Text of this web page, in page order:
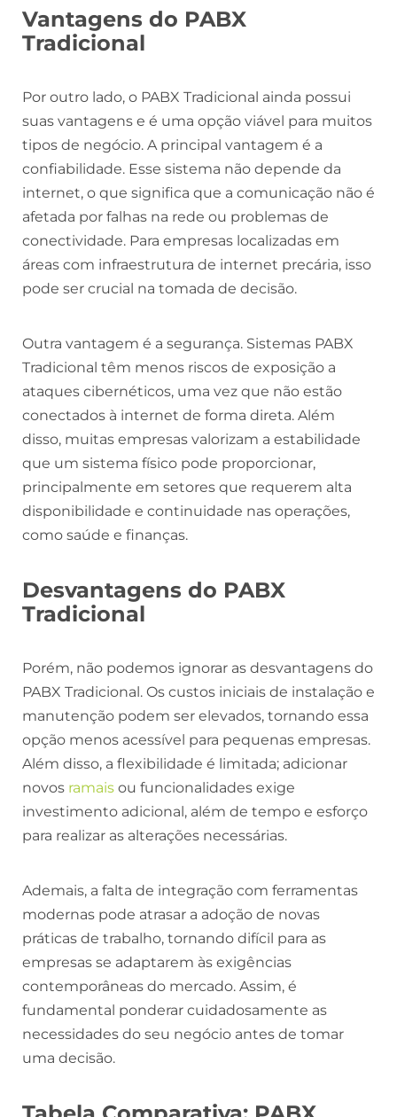
Vantagens do PABX
Tradicional
Por outro lado, o PABX Tradicional ainda possui
suas vantagens e é uma opção viável para muitos
tipos de negócio. A principal vantagem é a
confiabilidade. Esse sistema não depende da
internet, o que significa que a comunicação não é
afetada por falhas na rede ou problemas de
conectividade. Para empresas localizadas em
áreas com infraestrutura de internet precária, isso
pode ser crucial na tomada de decisão.
Outra vantagem é a segurança. Sistemas PABX
Tradicional têm menos riscos de exposição a
ataques cibernéticos, uma vez que não estão
conectados à internet de forma direta. Além
disso, muitas empresas valorizam a estabilidade
que um sistema físico pode proporcionar,
principalmente em setores que requerem alta
disponibilidade e continuidade nas operações,
como saúde e finanças.
Desvantagens do PABX
Tradicional
Porém, não podemos ignorar as desvantagens do
PABX Tradicional. Os custos iniciais de instalação e
manutenção podem ser elevados, tornando essa
opção menos acessível para pequenas empresas.
Além disso, a flexibilidade é limitada; adicionar
novos ramais ou funcionalidades exige
investimento adicional, além de tempo e esforço
para realizar as alterações necessárias.
Ademais, a falta de integração com ferramentas
modernas pode atrasar a adoção de novas
práticas de trabalho, tornando difícil para as
empresas se adaptarem às exigências
contemporâneas do mercado. Assim, é
fundamental ponderar cuidadosamente as
necessidades do seu negócio antes de tomar
uma decisão.